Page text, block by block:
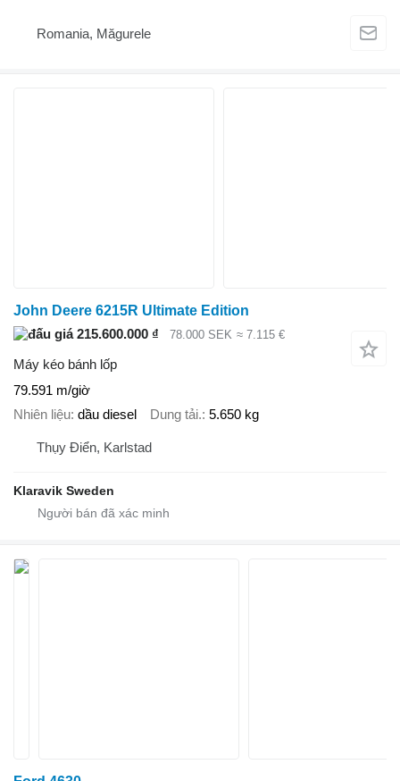
Romania, Măgurele
John Deere 6215R Ultimate Edition
215.600.000 ₫
78.000 SEK ≈ 7.115 €
Máy kéo bánh lốp
79.591 m/giờ
Nhiên liệu dầu diesel Dung tải. 5.650 kg
Thụy Điển, Karlstad
Klaravik Sweden